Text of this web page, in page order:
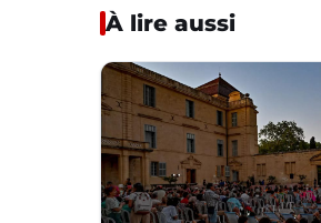
À lire aussi